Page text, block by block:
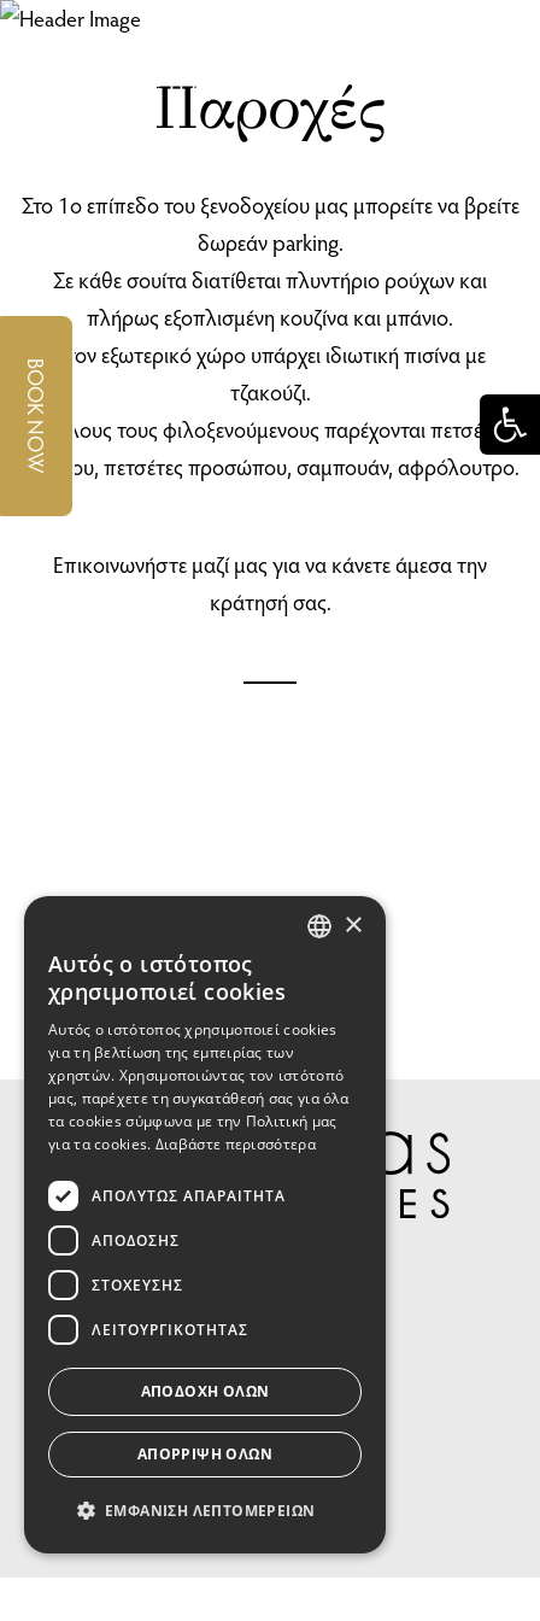
Παροχές
Στο 1ο επίπεδο του ξενοδοχείου μας μπορείτε να βρείτε
δωρεάν parking.
Σε κάθε σουίτα διατίθεται πλυντήριο ρούχων και
πλήρως εξοπλισμένη κουζίνα και μπάνιο.
Στον εξωτερικό χώρο υπάρχει ιδιωτική πισίνα με
τζακούζι.
Σε όλους τους φιλοξενούμενους παρέχονται πετσέτες
μπάνιου, πετσέτες προσώπου, σαμπουάν, αφρόλουτρο.
Επικοινωνήστε μαζί μας για να κάνετε άμεσα την
κράτησή σας.
BOOK NOW
Σύνδεσμοι
ΞΕΝΟΔΟΧΕΙΟ
ΔΙΑΜΟΝΗ
ΦΩΤΟΓΡΑΦΙΕΣ
BLOG
ENGLISH
×
Αυτός ο ιστότοπος
χρησιμοποιεί cookies
Αυτός ο ιστότοπος χρησιμοποιεί cookies
για τη βελτίωση της εμπειρίας των
χρηστών. Χρησιμοποιώντας τον ιστότοπό
μας, παρέχετε τη συγκατάθεσή σας για όλα
τα cookies σύμφωνα με την Πολιτική μας
για τα cookies. Διαβάστε περισσότερα
ΑΠΟΛΎΤΩΣ ΑΠΑΡΑΊΤΗΤΑ
ΑΠΌΔΟΣΗΣ
ΣΤΌΧΕΥΣΗΣ
ΛΕΙΤΟΥΡΓΙΚΌΤΗΤΑΣ
ΑΠΟΔΟΧΉ ΌΛΩΝ
ΑΠΌΡΡΙΨΗ ΌΛΩΝ
ΕΜΦΆΝΙΣΗ ΛΕΠΤΟΜΕΡΕΙΏΝ